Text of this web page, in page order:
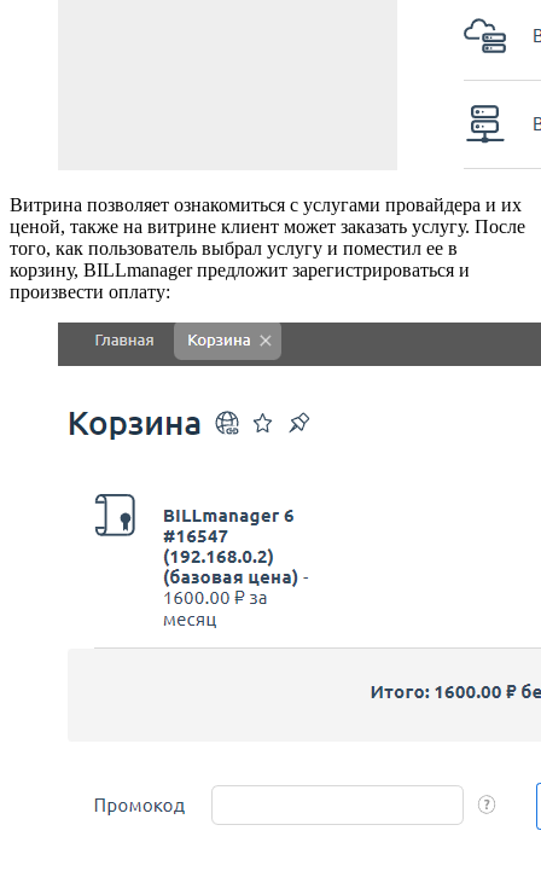
Витрина позволяет ознакомиться с услугами провайдера и их
ценой, также на витрине клиент может заказать услугу. После
того, как пользователь выбрал услугу и поместил ее в
корзину, BILLmanager предложит зарегистрироваться и
произвести оплату: